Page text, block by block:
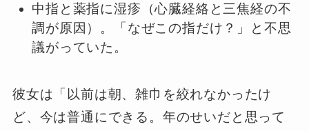
中指と薬指に湿疹（心臓経絡と三焦経の不
調が原因）。「なぜこの指だけ？」と不思
議がっていた。
彼女は「以前は朝、雑巾を絞れなかったけ
ど、今は普通にできる。年のせいだと思って